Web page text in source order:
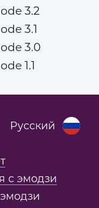
3.2
3.1
3.0
1.1
Русский
с эмодзи